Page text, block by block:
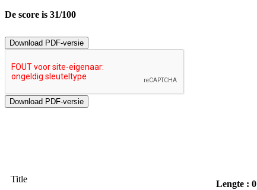
De score is 31/100
Download PDF-versie
Title Lengte : 0